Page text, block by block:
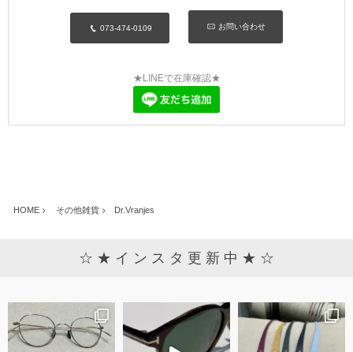
073-474-0109 お問い合わせ
★LINEで在庫確認★
HOME その他雑貨 Dr.Vranjes
☆ ★ イ ン ス タ 更 新 中 ★ ☆